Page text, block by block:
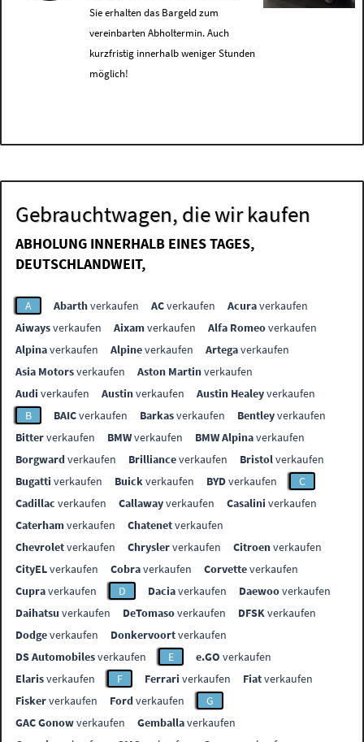
Sie erhalten das Bargeld zum
vereinbarten Abholtermin. Auch
kurzfristig innerhalb weniger Stunden
möglich!
Gebrauchtwagen, die wir kaufen
ABHOLUNG INNERHALB EINES TAGES,
DEUTSCHLANDWEIT,
A Abarthverkaufen ACverkaufen Acuraverkaufen
Aiwaysverkaufen Aixamverkaufen Alfa Romeoverkaufen
Alpinaverkaufen Alpineverkaufen Artegaverkaufen
Asia Motorsverkaufen Aston Martinverkaufen
Audi verkaufen Austinverkaufen Austin Healeyverkaufen
B
BAICverkaufen Barkasverkaufen Bentleyverkaufen
Bitterverkaufen BMWverkaufen BMW Alpinaverkaufen
Borgwardverkaufen Brillianceverkaufen Bristolverkaufen
Bugatti verkaufen Buickverkaufen BYDverkaufen
C
Cadillac verkaufen Callawayverkaufen Casalini verkaufen
Caterhamverkaufen Chatenetverkaufen
Chevroletverkaufen Chryslerverkaufen Citroenverkaufen
CityELverkaufen Cobraverkaufen Corvetteverkaufen
Cupraverkaufen D Daciaverkaufen Daewooverkaufen
Daihatsu verkaufen DeTomasoverkaufen DFSKverkaufen
Dodgeverkaufen Donkervoortverkaufen
DS Automobilesverkaufen E e.GO verkaufen
Elarisverkaufen F Ferrari verkaufen Fiatverkaufen
Fiskerverkaufen Fordverkaufen
G
GAC Gonowverkaufen Gemballaverkaufen